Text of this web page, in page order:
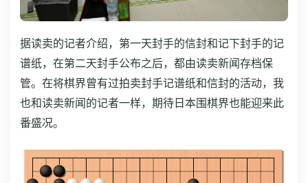
据读卖的记者介绍，第一天封手的信封和记下封手的记
谱纸，在第二天封手公布之后，都由读卖新闻存档保
管。在将棋界曾有过拍卖封手记谱纸和信封的活动，我
也和读卖新闻的记者一样，期待日本围棋界也能迎来此
番盛况。